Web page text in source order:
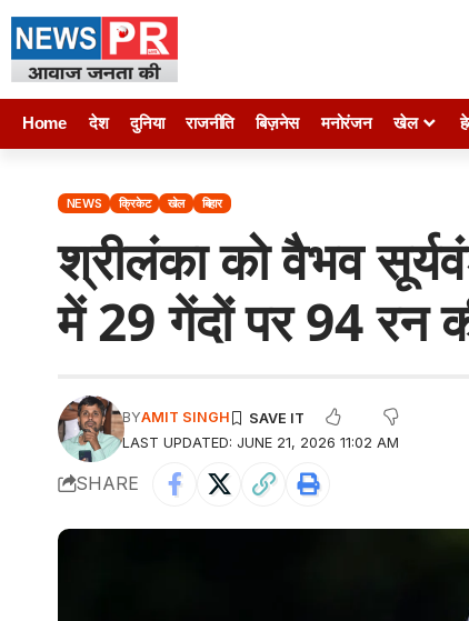
Home देश दुनिया राजनीति बिज़नेस मनोरंजन खेल
NEWS क्रिकेट खेल बिहार
श्रीलंका को वैभव
में 29 गेंदों पर 94 रन
LAST UPDATED: JUNE 21, 2026 11:02 AM
BYAMIT SINGH
SHARE